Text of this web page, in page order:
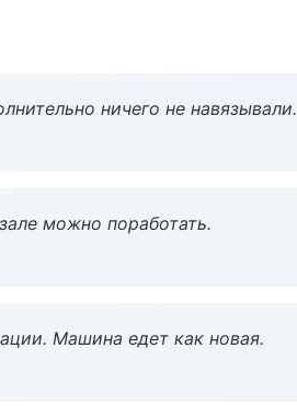
ничего не навязывали.
можно поработать.
Машина едет как новая.